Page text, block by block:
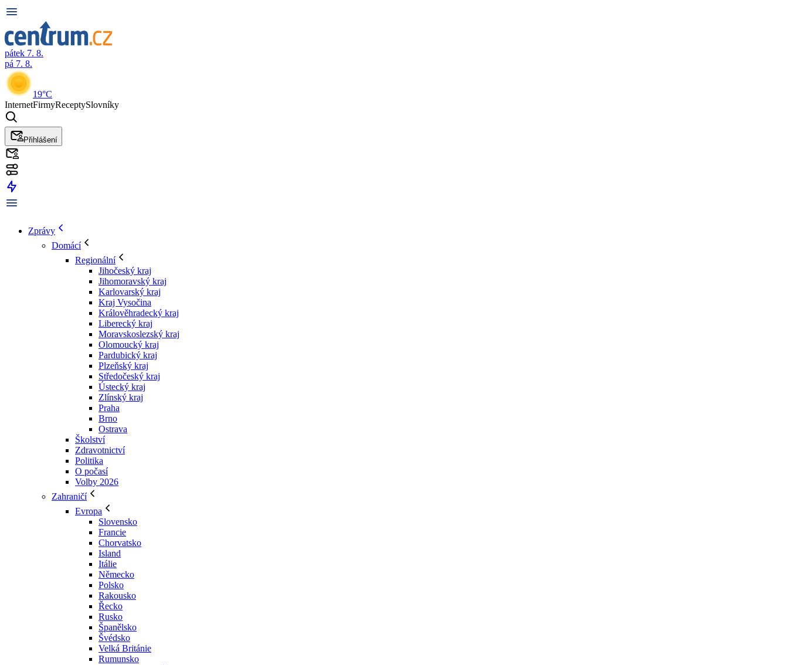
pátek 7. 8.
pá 7. 8.
19°C
InternetFirmyReceptySlovníky
Přihlášení
Zprávy
Domácí
Regionální
Jihočeský kraj
Jihomoravský kraj
Karlovarský kraj
Kraj Vysočina
Králověhradecký kraj
Liberecký kraj
Moravskoslezský kraj
Olomoucký kraj
Pardubický kraj
Plzeňský kraj
Středočeský kraj
Ústecký kraj
Zlínský kraj
Praha
Brno
Ostrava
Školství
Zdravotnictví
Politika
O počasí
Volby 2026
Zahraničí
Evropa
Slovensko
Francie
Chorvatsko
Island
Itálie
Německo
Polsko
Rakousko
Řecko
Rusko
Španělsko
Švédsko
Velká Británie
Rumunsko